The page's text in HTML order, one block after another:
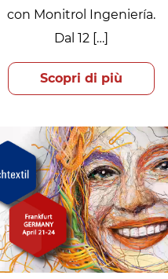
con Monitrol Ingeniería.
Dal 12 […]
Scopri di più